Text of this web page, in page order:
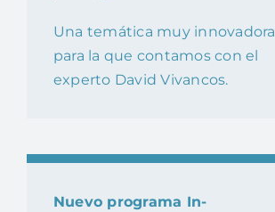
Una temática muy innovadora
para la que contamos con el
experto David Vivancos.
Nuevo programa In-